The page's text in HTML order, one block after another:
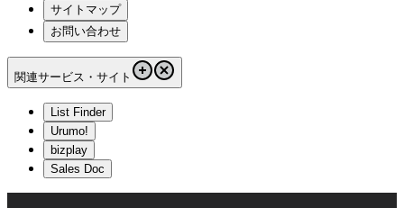
サイトマップ
お問い合わせ
関連サービス・サイト
List Finder
Urumo!
bizplay
Sales Doc